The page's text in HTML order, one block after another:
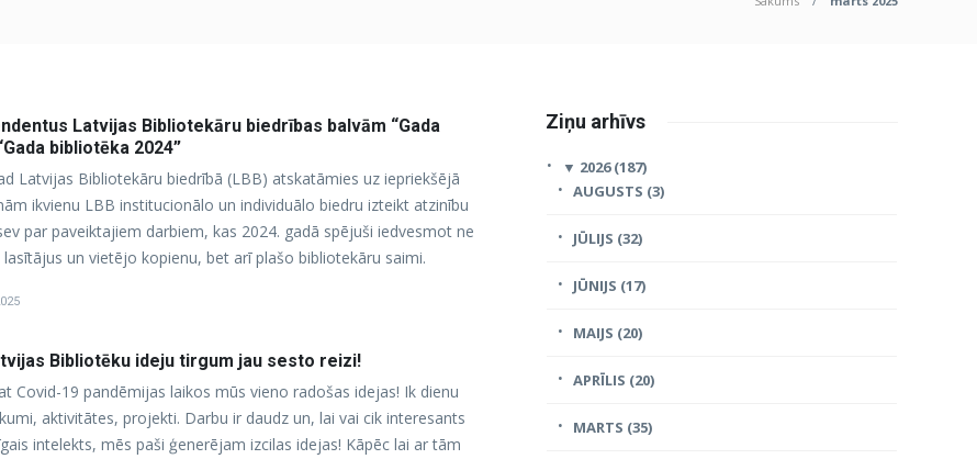
Latvijas Bibliotekāru biedrības balvām “Gada
bibliotēka 2024”
Latvijas Bibliotekāru biedrībā (LBB) atskatāmies uz iepriekšējā
ikvienu LBB institucionālo un individuālo biedru izteikt atzinību
par paveiktajiem darbiem, kas 2024. gadā spējuši iedvesmot ne
un vietējo kopienu, bet arī plašo bibliotekāru saimi.
Bibliotēku ideju tirgum jau sesto reizi!
Covid-19 pandēmijas laikos mūs vieno radošas idejas! Ik dienu
aktivitātes, projekti. Darbu ir daudz un, lai vai cik interesants
intelekts, mēs paši ģenerējam izcilas idejas! Kāpēc lai ar tām
Ziņu arhīvs
▼ 2026 (187)
AUGUSTS (3)
JŪLIJS (32)
JŪNIJS (17)
MAIJS (20)
APRĪLIS (20)
MARTS (35)